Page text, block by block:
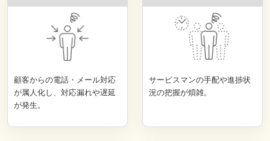
顧客からの電話・メール対応
が属人化し、対応漏れや遅延
が発生。
サービスマンの手配や進捗状
況の把握が煩雑。